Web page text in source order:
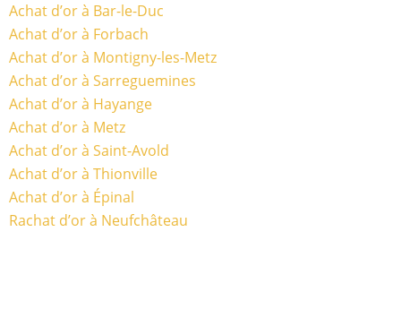
Achat d’or à Bar-le-Duc
Achat d’or à Forbach
Achat d’or à Montigny-les-Metz
Achat d’or à Sarreguemines
Achat d’or à Hayange
Achat d’or à Metz
Achat d’or à Saint-Avold
Achat d’or à Thionville
Achat d’or à Épinal
Rachat d’or à Neufchâteau